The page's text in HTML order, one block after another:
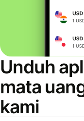
Unduh
mata
kami